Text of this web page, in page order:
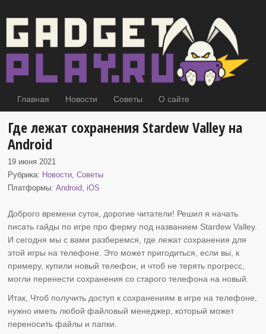
Главная Новости Советы О сайте
Где лежат сохранения Stardew Valley на
Android
19 июня 2021
Рубрика: Новости,Советы
Платформы:Android, iOS
Доброго времени суток, дорогие читатели! Решил я начать
писать гайды по игре про ферму под названием Stardew Valley.
И сегодня мы с вами разберемся, где лежат сохранения для
этой игры на телефоне. Это может пригодиться, если вы, к
примеру, купили новый телефон, и чтоб не терять прогресс,
могли перенести сохранения со старого телефона на новый.
Итак, Чтоб получить доступ к сохранениям в игре на телефоне,
нужно иметь любой файловый менеджер, который может
переносить файлы и папки.